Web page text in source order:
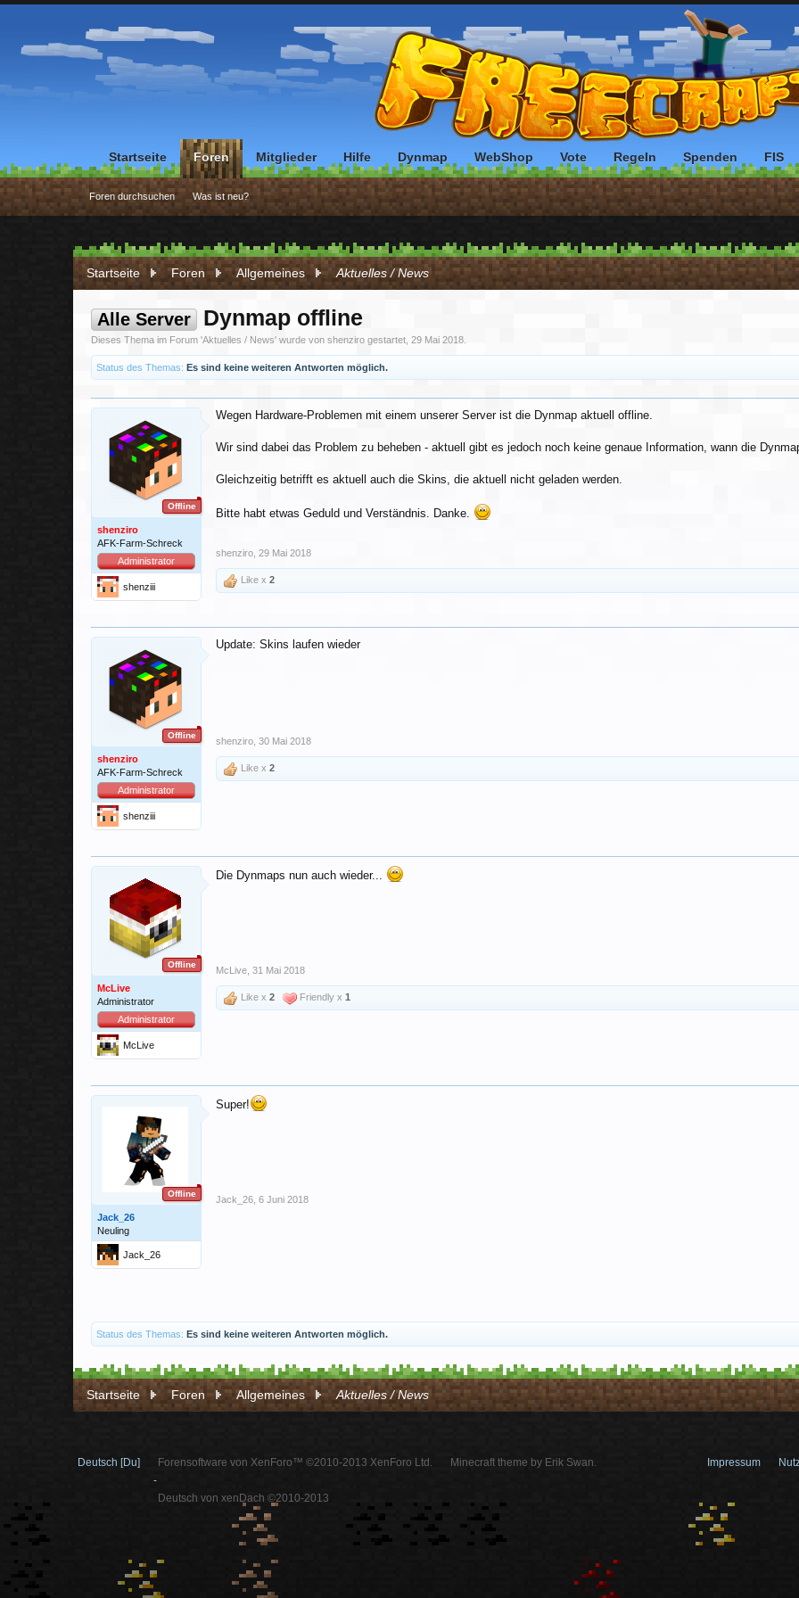
Startseite Foren Allgemeines Aktuelles / News
Alle Server Dynmap offline
Dieses Thema im Forum 'Aktuelles / News' wurde von shenziro gestartet, 29 Mai 2018
Status des Themas: Es sind keine weiteren Antworten möglich.
Offline
shenziro
AFK-Farm-Schreck
Administrator
shenziii
Wegen Hardware-Problemen mit einem unserer Server ist die Dynmap aktuell offline.
Wir sind dabei das Problem zu beheben - aktuell gibt es jedoch noch keine genaue Information, wann die
Gleichzeitig betrifft es aktuell auch die Skins, die aktuell nicht geladen werden.
Bitte habt etwas Geduld und Verständnis. Danke.
shenziro 29 Mai 2018
Like x 2
Offline
shenziro
AFK-Farm-Schreck
Administrator
shenziii
Update: Skins laufen wieder
shenziro 30 Mai 2018
Like x 2
Offline
McLive
Administrator
Administrator
McLive
Die Dynmaps nun auch wieder...
McLive 31 Mai 2018
Like x 2 Friendly x 1
Offline
Jack_26
Neuling
Jack_26
Super!
Jack_26 6 Juni 2018
Status des Themas: Es sind keine weiteren Antworten möglich.
Startseite Foren Allgemeines Aktuelles / News
Startseite Foren
Foren durchsuchen Was ist neu?
Mitglieder Hilfe Dynmap WebShop Vote Regeln Spenden FIS
Deutsch [Du]
Forensoftware von XenForo™ ©2010-2013 XenForo Ltd.
-
Deutsch von xenDach ©2010-2013
Minecraft theme by Erik Swan. Impressum